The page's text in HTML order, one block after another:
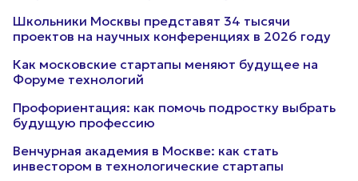
Школьники Москвы представят 34 тысячи
проектов на научных конференциях в 2026 году
Как московские стартапы меняют будущее на
Форуме технологий
Профориентация: как помочь подростку выбрать
будущую профессию
Венчурная академия в Москве: как стать
инвестором в технологические стартапы